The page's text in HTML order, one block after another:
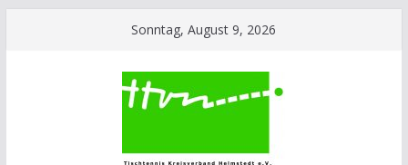
Sonntag, August 9, 2026